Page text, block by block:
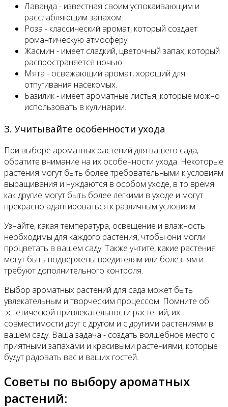
Лаванда - известная своим успокаивающим и
расслабляющим запахом.
Роза - классический аромат, который создает
романтическую атмосферу.
Жасмин - имеет сладкий, цветочный запах, который
распространяется ночью.
Мята - освежающий аромат, хороший для
отпугивания насекомых.
Базилик - имеет ароматные листья, которые можно
использовать в кулинарии.
3. Учитывайте особенности ухода
При выборе ароматных растений для вашего сада,
обратите внимание на их особенности ухода. Некоторые
растения могут быть более требовательными к условиям
выращивания и нуждаются в особом уходе, в то время
как другие могут быть более легкими в уходе и могут
прекрасно адаптироваться к различным условиям.
Узнайте, какая температура, освещение и влажность
необходимы для каждого растения, чтобы они могли
процветать в вашем саду. Также учтите, какие растения
могут быть подвержены вредителям или болезням и
требуют дополнительного контроля.
Выбор ароматных растений для сада может быть
увлекательным и творческим процессом. Помните об
эстетической привлекательности растений, их
совместимости друг с другом и с другими растениями в
вашем саду. Ваша задача - создать волшебное место с
приятными запахами и красивыми растениями, которые
будут радовать вас и ваших гостей.
Советы по выбору ароматных
растений: